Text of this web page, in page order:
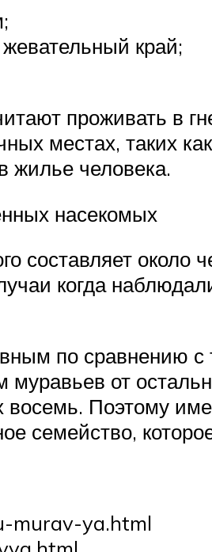
край;
проживать в
местах, таких
жилье человека.
насекомых
составляет около
когда
по сравнению
от
Поэтому
семейство,
murav-ya.html